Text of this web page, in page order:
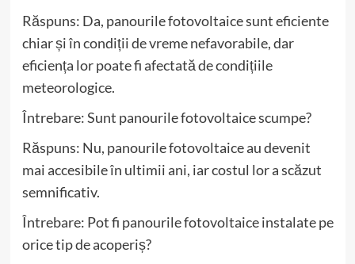
Răspuns: Da, panourile fotovoltaice sunt eficiente
chiar și în condiții de vreme nefavorabile, dar
eficiența lor poate fi afectată de condițiile
meteorologice.
Întrebare: Sunt panourile fotovoltaice scumpe?
Răspuns: Nu, panourile fotovoltaice au devenit
mai accesibile în ultimii ani, iar costul lor a scăzut
semnificativ.
Întrebare: Pot fi panourile fotovoltaice instalate pe
orice tip de acoperiș?